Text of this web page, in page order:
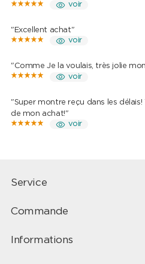
voir
"Excellent achat"
voir
"Comme Je la voulais, très jolie
voir
"Super montre reçu dans les
de mon achat!"
voir
Service
Commande
Informations